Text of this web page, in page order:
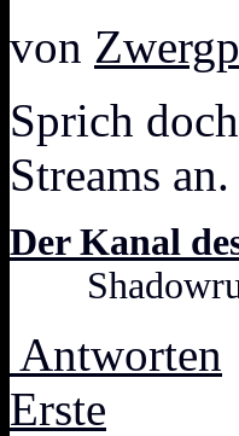
von
Sprich
Streams an.
Der Kanal
Antworten
Erste